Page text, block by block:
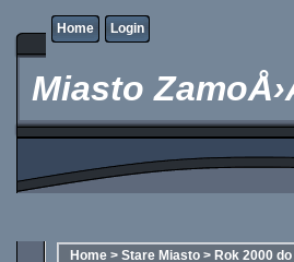
Home Login
Miasto
Home > Stare Miasto > Rok 2000